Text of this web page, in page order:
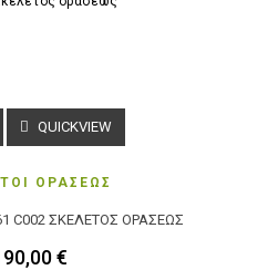
QUICKVIEW
ΟΡΑΣΕΩΣ
C002 ΣΚΕΛΕΤΌΣ ΟΡΆΣΕΩΣ
€